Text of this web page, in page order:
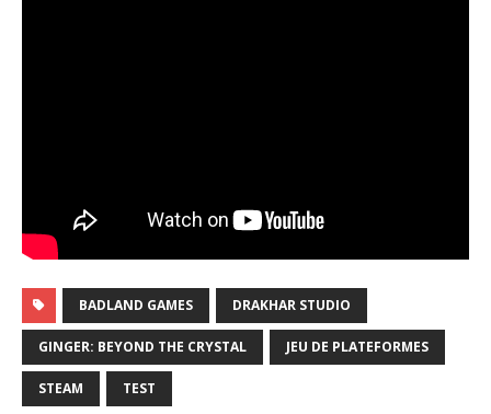
BADLAND GAMES DRAKHAR STUDIO
GINGER: BEYOND THE CRYSTAL JEU DE PLATEFORMES
STEAM TEST